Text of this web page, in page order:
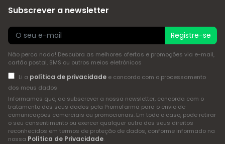
Subscrever a newsletter
Registre-se
Não perca nada! Descubra as melhores ofertas e promoções via e-mail,
cartão postal, SMS ou outros meios eletrónicos
Li a política de privacidadee concordo com o processamento
dos meus dados
Informamos que, ao subscrever a nossa newsletter, concorda com o
tratamento dos seus dados pela Promofarma para o envio de
comunicações comerciais ou promocionais. Em todo o caso, pode retirar
o seu consentimento ou exercer qualquer outro dos seus direitos
reconhecidos em termos de proteção de dados, conforme informado na
nossa Política de Privacidade.